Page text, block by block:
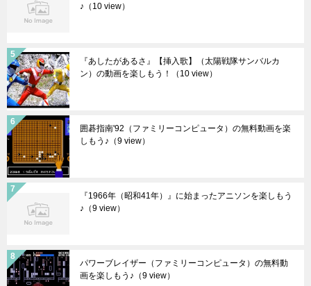
♪ （10 view）
『あしたがあるさ』【挿入歌】（太陽戦隊サンバルカ
ン）の動画を楽しもう！
（10 view）
囲碁指南'92（ファミリーコンピュータ）の無料動画を楽
しもう♪ （9 view）
『1966年（昭和41年）』に始まったアニソンを楽しもう
♪ （9 view）
パワーブレイザー（ファミリーコンピュータ）の無料動
画を楽しもう♪ （9 view）